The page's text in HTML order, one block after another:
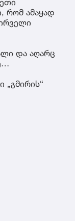
რომ ამაყად
და აღარც
„გმირის“